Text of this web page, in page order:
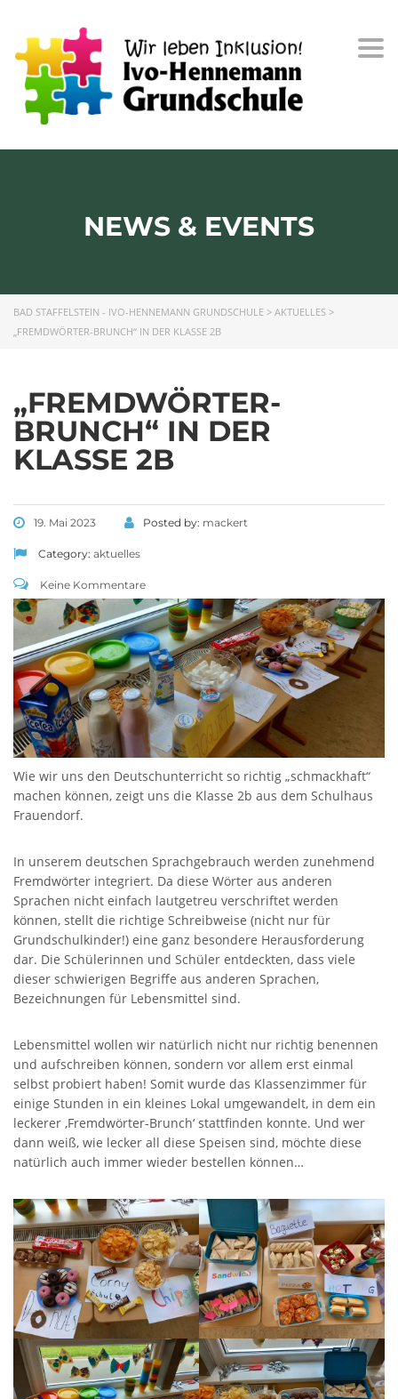
NEWS & EVENTS
BAD STAFFELSTEIN - IVO-HENNEMANN GRUNDSCHULE > AKTUELLES >
„FREMDWÖRTER-BRUNCH“ IN DER KLASSE 2B
„FREMDWÖRTER-
BRUNCH“ IN DER
KLASSE 2B
19. Mai 2023 Posted by: mackert
Category: aktuelles
Keine Kommentare
Wie wir uns den Deutschunterricht so richtig „schmackhaft“
machen können, zeigt uns die Klasse 2b aus dem Schulhaus
Frauendorf.
In unserem deutschen Sprachgebrauch werden zunehmend
Fremdwörter integriert. Da diese Wörter aus anderen
Sprachen nicht einfach lautgetreu verschriftet werden
können, stellt die richtige Schreibweise (nicht nur für
Grundschulkinder!) eine ganz besondere Herausforderung
dar. Die Schülerinnen und Schüler entdeckten, dass viele
dieser schwierigen Begriffe aus anderen Sprachen,
Bezeichnungen für Lebensmittel sind.
Lebensmittel wollen wir natürlich nicht nur richtig benennen
und aufschreiben können, sondern vor allem erst einmal
selbst probiert haben! Somit wurde das Klassenzimmer für
einige Stunden in ein kleines Lokal umgewandelt, in dem ein
leckerer ‚Fremdwörter-Brunch‘ stattfinden konnte. Und wer
dann weiß, wie lecker all diese Speisen sind, möchte diese
natürlich auch immer wieder bestellen können…